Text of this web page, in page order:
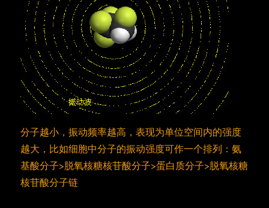
分子越小，振动频率越高，表现为单位空间内的强度
越大，比如细胞中分子的振动强度可作一个排列：氨
基酸分子>脱氧核糖核苷酸分子>蛋白质分子>脱氧核糖
核苷酸分子链